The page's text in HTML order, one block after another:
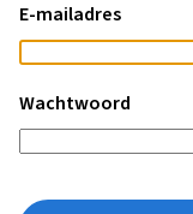
E-mailadres
Wachtwoord